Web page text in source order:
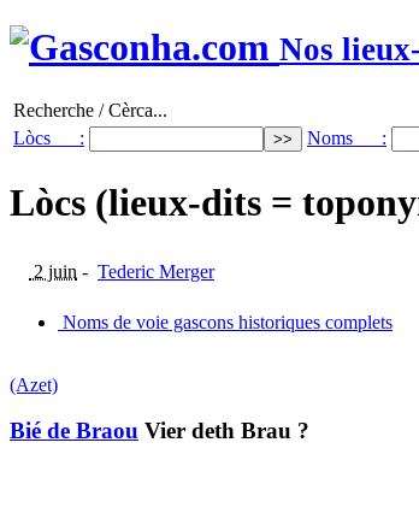
Nos
Recherche / Cèrca...
Lòcs :
Noms :
Lòcs (lieux-dits =
2 juin - Tederic Merger
Noms de voie gascons historiques complets
(Azet)
Bié de Braou Vier deth Brau ?